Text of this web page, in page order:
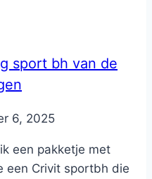
sport bh van de
6, 2025
een pakketje met
een Crivit sportbh die